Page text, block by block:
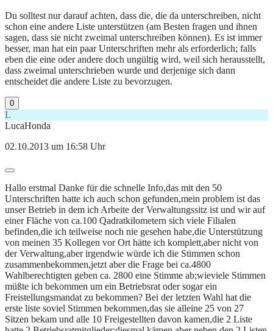
Du solltest nur darauf achten, dass die, die da unterschreiben, nicht
schon eine andere Liste unterstützen (am Besten fragen und ihnen
sagen, dass sie nicht zweimal unterschreiben können). Es ist immer
besser, man hat ein paar Unterschriften mehr als erforderlich; falls
eben die eine oder andere doch ungültig wird, weil sich herausstellt,
dass zweimal unterschrieben wurde und derjenige sich dann
entscheidet die andere Liste zu bevorzugen.
0
L
LucaHonda
02.10.2013 um 16:58 Uhr
Hallo erstmal Danke für die schnelle Info,das mit den 50
Unterschriften hatte ich auch schon gefunden,mein problem ist das
unser Betrieb in dem ich Arbeite der Verwaltungssitz ist und wir auf
einer Fläche von ca.100 Qadratkilometern sich viele Filialen
befinden,die ich teilweise noch nie gesehen habe,die Unterstützung
von meinen 35 Kollegen vor Ort hätte ich komplett,aber nicht von
der Verwaltung,aber irgendwie würde ich die Stimmen schon
zusammenbekommen,jetzt aber die Frage bei ca.4800
Wahlberechtigten geben ca. 2800 eine Stimme ab;wieviele Stimmen
müßte ich bekommen um ein Betriebsrat oder sogar ein
Freistellungsmandat zu bekommen? Bei der letzten Wahl hat die
erste liste soviel Stimmen bekommen,das sie alleine 25 von 27
Sitzen bekam und alle 10 Freigestellten davon kamen,die 2 Liste